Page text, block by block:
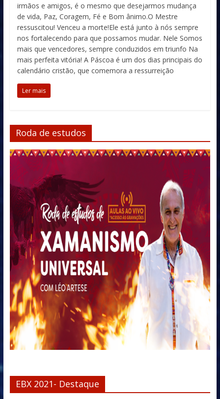
irmãos e amigos, é o mesmo que desejarmos mudança
de vida, Paz, Coragem, Fé e Bom ânimo.O Mestre
ressuscitou! Venceu a morte!Ele está junto à nós sempre
nos fortalecendo para que possamos mudar. Nele Somos
mais que vencedores, sempre conduzidos em triunfo Na
mais perfeita vitória! A Páscoa é um dos dias principais do
calendário cristão, que comemora a ressurreição
Ler mais
Roda de estudos
EBX 2021- Destaque